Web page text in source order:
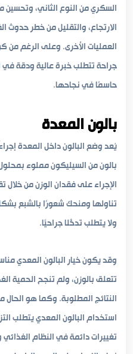
السكري من النوع الثاني،
الارتجاع، والتقليل من خطر حدوث
العمليات الأخرى. وعلى الرغم من
جراحة تتطلب خبرة عالية ودقة في
حاسمًا في نجاحها.
بالون المعدة
يُعد وضع البالون داخل المعدة
بالون من السيليكون مملوء
الإجراء على فقدان الوزن من
تناولها ومنحك شعورًا بالشبع
ولا يتطلب تدخّلًا جراحيًا.
وقد يكون خيار البالون المعدي
تتعلق بالوزن، ولم تنجح الحمية
النتائج المطلوبة. وكما هو الحال
استخدام البالون المعدي يتطلب
تغييرات دائمة في النظام